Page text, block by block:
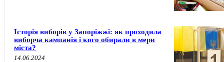
Історія виборів у Запоріжжі: як проходила
виборча кампанія і кого обирали в мери
міста?
14.06.2024